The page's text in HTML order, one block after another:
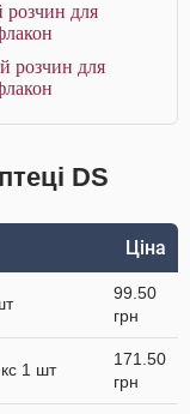
розчин для
розчин для
DS
Ціна
99.50
грн
1 шт
171.50
грн